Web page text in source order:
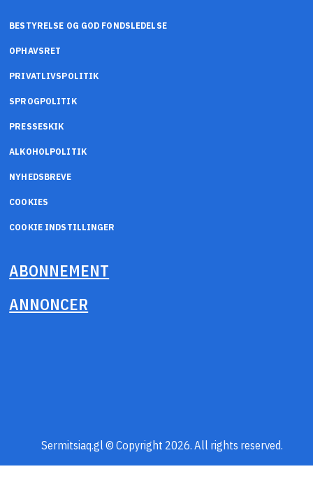
BESTYRELSE OG GOD FONDSLEDELSE
OPHAVSRET
PRIVATLIVSPOLITIK
SPROGPOLITIK
PRESSESKIK
ALKOHOLPOLITIK
NYHEDSBREVE
COOKIES
COOKIE INDSTILLINGER
ABONNEMENT
ANNONCER
Sermitsiaq.gl © Copyright 2026. All rights reserved.